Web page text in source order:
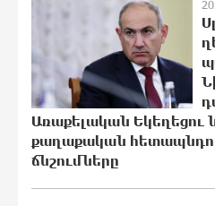
Ինչպես է ՔՊ-ն
քվեն.
Առաքելական Եկեղեցու
քաղաքական
ճնշումները